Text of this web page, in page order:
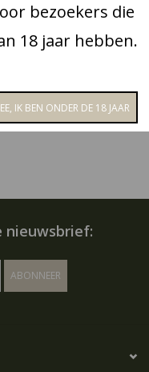
nieuwsbrief:
ABONNEER
bezoekers die
18 jaar hebben.